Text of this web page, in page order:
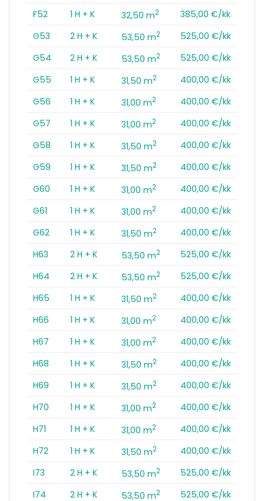
F52
1 H + K 32,50 m2
385,00 €/kk
G53
2 H + K 53,50 m2
525,00 €/kk
G54
2 H + K 53,50 m2
525,00 €/kk
G55
1 H + K 31,50 m2
400,00 €/kk
G56
1 H + K 31,00 m2
400,00 €/kk
G57
1 H + K 31,00 m2
400,00 €/kk
G58
1 H + K 31,50 m2
400,00 €/kk
G59
1 H + K 31,50 m2
400,00 €/kk
G60
1 H + K 31,00 m2
400,00 €/kk
G61
1 H + K 31,00 m2
400,00 €/kk
G62
1 H + K 31,50 m2
400,00 €/kk
H63
2 H + K 53,50 m2
525,00 €/kk
H64
2 H + K 53,50 m2
525,00 €/kk
H65
1 H + K 31,50 m2
400,00 €/kk
H66
1 H + K 31,00 m2
400,00 €/kk
H67
1 H + K 31,00 m2
400,00 €/kk
H68
1 H + K 31,50 m2
400,00 €/kk
H69
1 H + K 31,50 m2
400,00 €/kk
H70
1 H + K 31,00 m2
400,00 €/kk
H71
1 H + K 31,00 m2
400,00 €/kk
H72
1 H + K 31,50 m2
400,00 €/kk
I73
2 H + K 53,50 m2
525,00 €/kk
I74
2 H + K 53,50 m2 525,00 €/kk